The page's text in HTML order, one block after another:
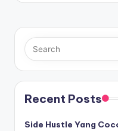
Recent Posts
Side Hustle Yang